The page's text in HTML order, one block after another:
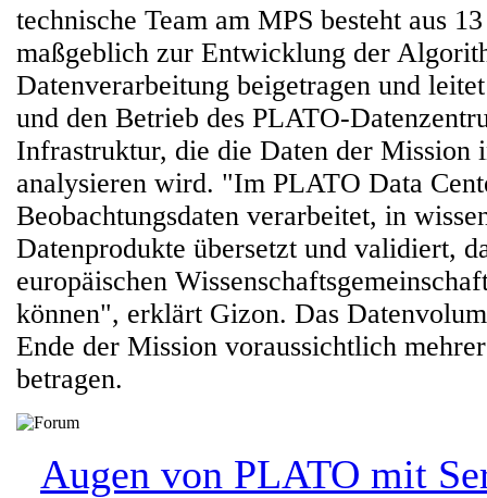
technische Team am MPS besteht aus
maßgeblich zur Entwicklung der
Datenverarbeitung beigetragen und
und den Betrieb des PLATO-
Infrastruktur, die die Daten der Mission
analysieren wird. "Im PLATO Data
Beobachtungsdaten verarbeitet, in
Datenprodukte übersetzt und validiert,
europäischen
können", erklärt Gizon. Das
Ende der Mission voraussichtlich
betragen.
Augen von PLATO mit